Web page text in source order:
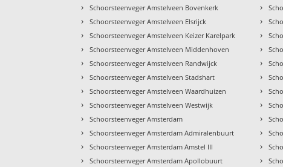
› Schoorsteenveger Amstelveen Bovenkerk
› Schoorsteenveger Amstelveen Elsrijck
› Schoorsteenveger Amstelveen Keizer Karelpark
› Schoorsteenveger Amstelveen Middenhoven
› Schoorsteenveger Amstelveen Randwijck
› Schoorsteenveger Amstelveen Stadshart
› Schoorsteenveger Amstelveen Waardhuizen
› Schoorsteenveger Amstelveen Westwijk
› Schoorsteenveger Amsterdam
› Schoorsteenveger Amsterdam Admiralenbuurt
› Schoorsteenveger Amsterdam Amstel III
› Schoorsteenveger Amsterdam Apollobuurt
›
›
›
›
›
›
›
›
›
›
›
›